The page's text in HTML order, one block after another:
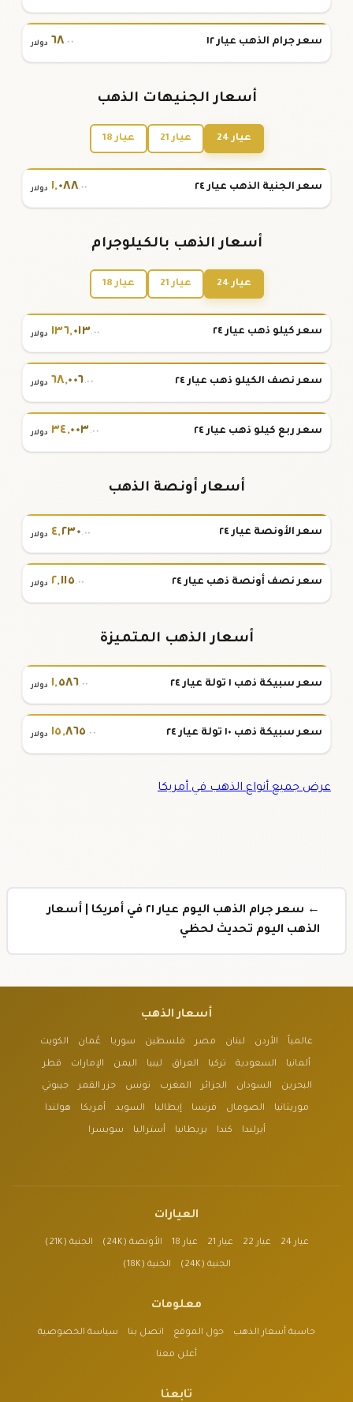
سعر جرام الذهب عيار ١٢ ٦٨.٠٠ دولار
أسعار الجنيهات الذهب
عيار 24 عيار 21 عيار 18
سعر الجنية الذهب عيار ٢٤ ١,٠٨٨.٠٠ دولار
أسعار الذهب بالكيلوجرام
عيار 24 عيار 21 عيار 18
سعر كيلو ذهب عيار ٢٤ ١٣٦,٠١٣.٠٠ دولار
سعر نصف الكيلو ذهب عيار ٢٤ ٦٨,٠٠٦.٠٠ دولار
سعر ربع كيلو ذهب عيار ٢٤ ٣٤,٠٠٣.٠٠ دولار
أسعار أونصة الذهب
سعر الأونصة عيار ٢٤ ٤,٢٣٠.٠٠ دولار
سعر نصف أونصة ذهب عيار ٢٤ ٢,١١٥.٠٠ دولار
أسعار الذهب المتميزة
سعر سبيكة ذهب ١ تولة عيار ٢٤ ١,٥٨٦.٠٠ دولار
سعر سبيكة ذهب ١٠ تولة عيار ٢٤ ١٥,٨٦٥ .٠٠ دولار
عرض جميع أنواع الذهب في أمريكا
← سعر جرام الذهب اليوم عيار ٢١ في أمريكا | أسعار
الذهب اليوم تحديث لحظي
أسعار الذهب
عالمياً الأردن لبنان مصر فلسطين سوريا عُمان الكويت
ألمانيا السعودية تركيا العراق ليبيا اليمن الإمارات قطر
البحرين السودان الجزائر المغرب تونس جزر القمر جيبوتي
موريتانيا الصومال فرنسا إيطاليا السويد أمريكا هولندا
أيرلندا كندا بريطانيا أستراليا سويسرا
العيارات
عيار 24 عيار 22 عيار 21 عيار 18 الأونصة (24K) الجنية (21K)
الجنية (24K) الجنية (18K)
معلومات
حاسبة أسعار الذهب حول الموقع اتصل بنا سياسة الخصوصية
أعلن معنا
تابعنا